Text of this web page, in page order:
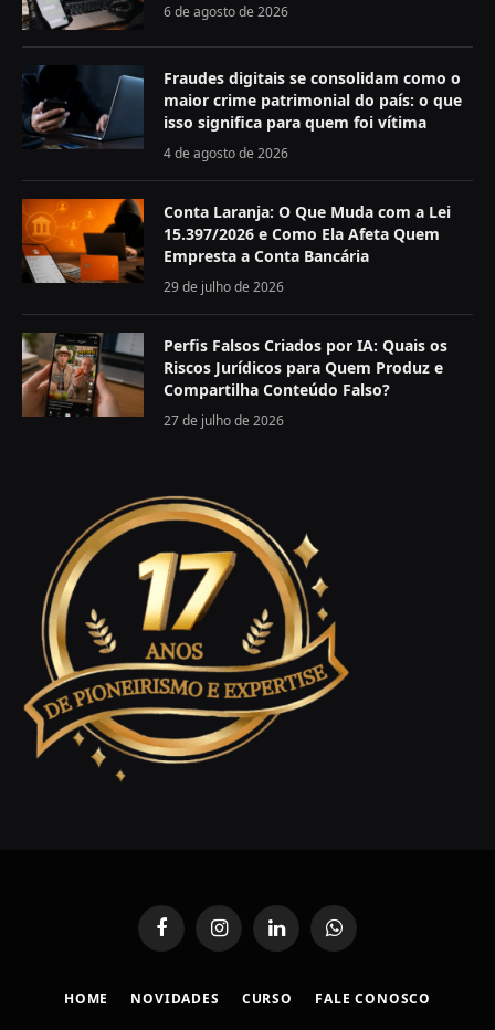
6 de agosto de 2026
Fraudes digitais se consolidam como o
maior crime patrimonial do país: o que
isso significa para quem foi vítima
4 de agosto de 2026
Conta Laranja: O Que Muda com a Lei
15.397/2026 e Como Ela Afeta Quem
Empresta a Conta Bancária
29 de julho de 2026
Perfis Falsos Criados por IA: Quais os
Riscos Jurídicos para Quem Produz e
Compartilha Conteúdo Falso?
27 de julho de 2026
FacebookInstagramLinkedInWhatsApp
HOME NOVIDADES CURSO FALE CONOSCO